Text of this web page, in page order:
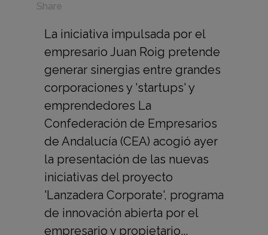
Share
La iniciativa impulsada por el
empresario Juan Roig pretende
generar sinergias entre grandes
corporaciones y 'startups' y
emprendedores La
Confederación de Empresarios
de Andalucía (CEA) acogió ayer
la presentación de las nuevas
iniciativas del proyecto
'Lanzadera Corporate', programa
de innovación abierta por el
empresario y propietario...